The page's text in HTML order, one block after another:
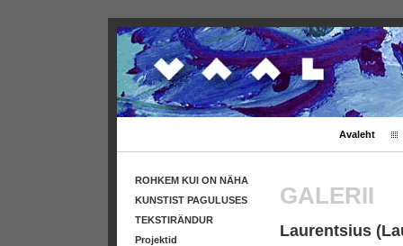
Avaleht
ROHKEM KUI ON NÄHA
KUNSTIST PAGULUSES
TEKSTIRÄNDUR
Projektid
GALERII
Laurentsius